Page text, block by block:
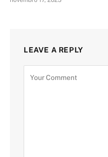
LEAVE A REPLY